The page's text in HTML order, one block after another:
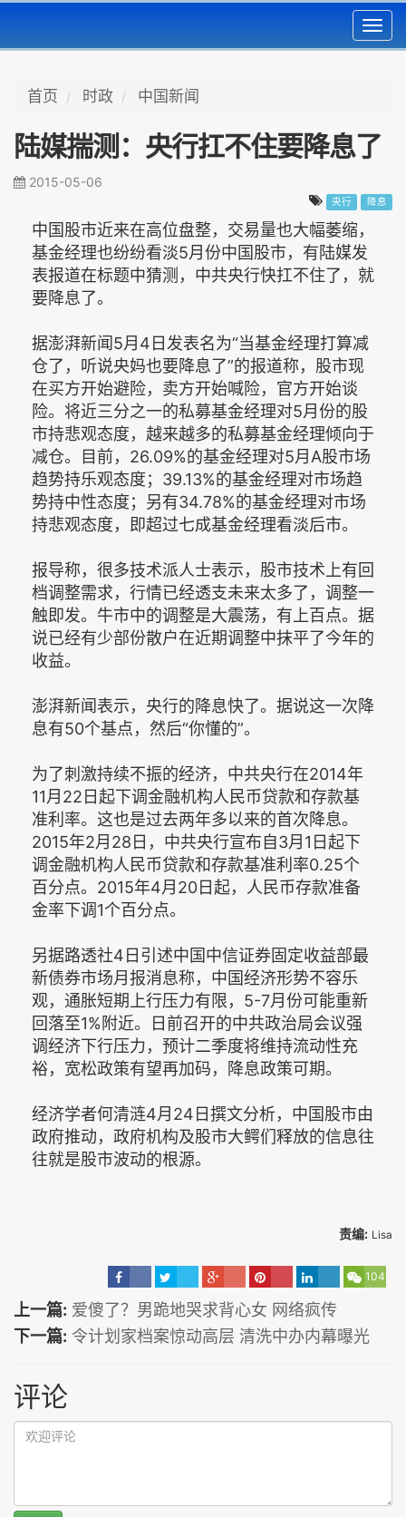
首页 时政 中国新闻
陆媒揣测：央行扛不住要降息了
2015-05-06
央行 降息
中国股市近来在高位盘整，交易量也大幅萎缩，
基金经理也纷纷看淡5月份中国股市，有陆媒发
表报道在标题中猜测，中共央行快扛不住了，就
要降息了。
据澎湃新闻5月4日发表名为“当基金经理打算减
仓了，听说央妈也要降息了”的报道称，股市现
在买方开始避险，卖方开始喊险，官方开始谈
险。将近三分之一的私募基金经理对5月份的股
市持悲观态度，越来越多的私募基金经理倾向于
减仓。目前，26.09%的基金经理对5月A股市场
趋势持乐观态度；39.13%的基金经理对市场趋
势持中性态度；另有34.78%的基金经理对市场
持悲观态度，即超过七成基金经理看淡后市。
报导称，很多技术派人士表示，股市技术上有回
档调整需求，行情已经透支未来太多了，调整一
触即发。牛市中的调整是大震荡，有上百点。据
说已经有少部份散户在近期调整中抹平了今年的
收益。
澎湃新闻表示，央行的降息快了。据说这一次降
息有50个基点，然后“你懂的”。
为了刺激持续不振的经济，中共央行在2014年
11月22日起下调金融机构人民币贷款和存款基
准利率。这也是过去两年多以来的首次降息。
2015年2月28日，中共央行宣布自3月1日起下
调金融机构人民币贷款和存款基准利率0.25个
百分点。2015年4月20日起，人民币存款准备
金率下调1个百分点。
另据路透社4日引述中国中信证券固定收益部最
新债券市场月报消息称，中国经济形势不容乐
观，通胀短期上行压力有限，5-7月份可能重新
回落至1%附近。日前召开的中共政治局会议强
调经济下行压力，预计二季度将维持流动性充
裕，宽松政策有望再加码，降息政策可期。
经济学者何清涟4月24日撰文分析，中国股市由
政府推动，政府机构及股市大鳄们释放的信息往
往就是股市波动的根源。
责编: Lisa
104
上一篇: 爱傻了？男跪地哭求背心女 网络疯传
下一篇: 令计划家档案惊动高层 清洗中办内幕曝光
评论